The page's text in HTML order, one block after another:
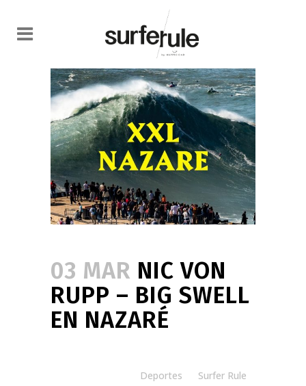
03 MAR NIC VON
RUPP – BIG SWELL
EN NAZARÉ
Deportes
Surfer Rule